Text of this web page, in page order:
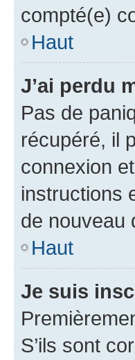
compté(e)
Haut
J’ai perdu
Pas de
récupéré, il
connexion
instructions
de nouveau
Haut
Je suis
S’ils sont